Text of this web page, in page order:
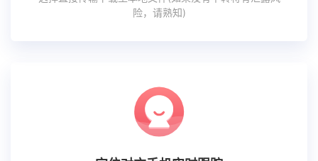
险，请熟知)